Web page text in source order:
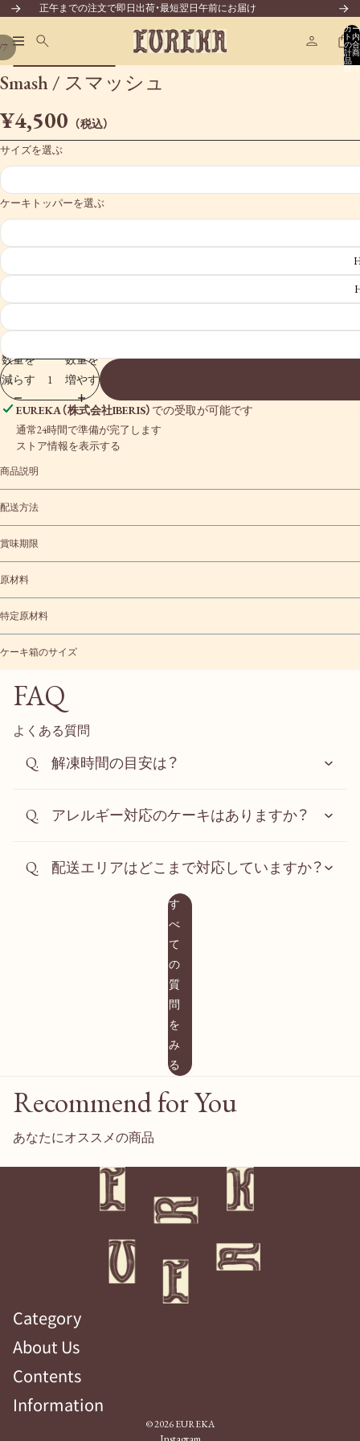
正午までの注文で即日出荷・最短翌日午前にお届け
カー
ト内
の合
計商
品
数: 0
商品情報にスキップ
7
Smash / スマッシュ
¥4,500 （税込）
サイズを選ぶ
ケーキトッパーを選ぶ
数量を
減らす
数量を
増やす
EUREKA（株式会社IBERIS） での受取が可能です
通常24時間で準備が完了します
ストア情報を表示する
商品説明
配送方法
賞味期限
原材料
特定原材料
ケーキ箱のサイズ
FAQ
よくある質問
解凍時間の目安は？
アレルギー対応のケーキはありますか？
配送エリアはどこまで対応していますか？
す
べ
て
の
質
問
を
み
る
Recommend for You
あなたにオススメの商品
Category
About Us
Contents
Information
© 2026EUREKA